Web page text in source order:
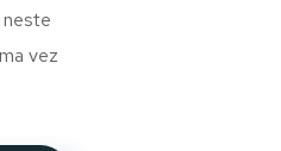
neste
vez